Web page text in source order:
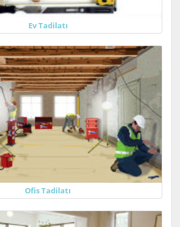
Ev Tadilatı
Ofis Tadilatı